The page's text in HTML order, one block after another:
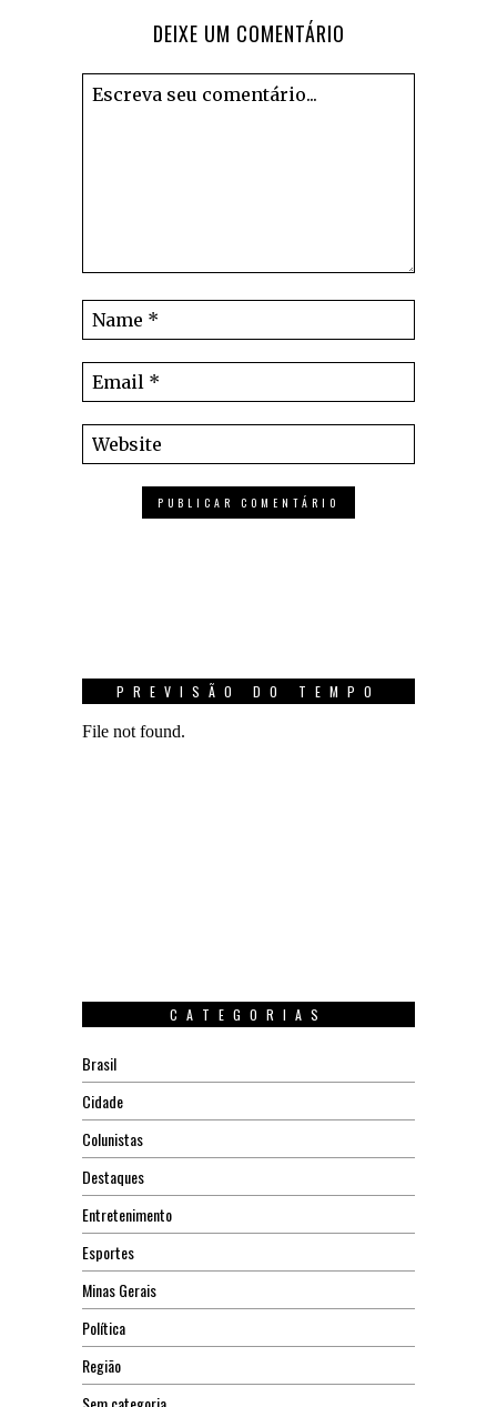
DEIXE UM COMENTÁRIO
PREVISÃO DO TEMPO
CATEGORIAS
Brasil
Cidade
Colunistas
Destaques
Entretenimento
Esportes
Minas Gerais
Política
Região